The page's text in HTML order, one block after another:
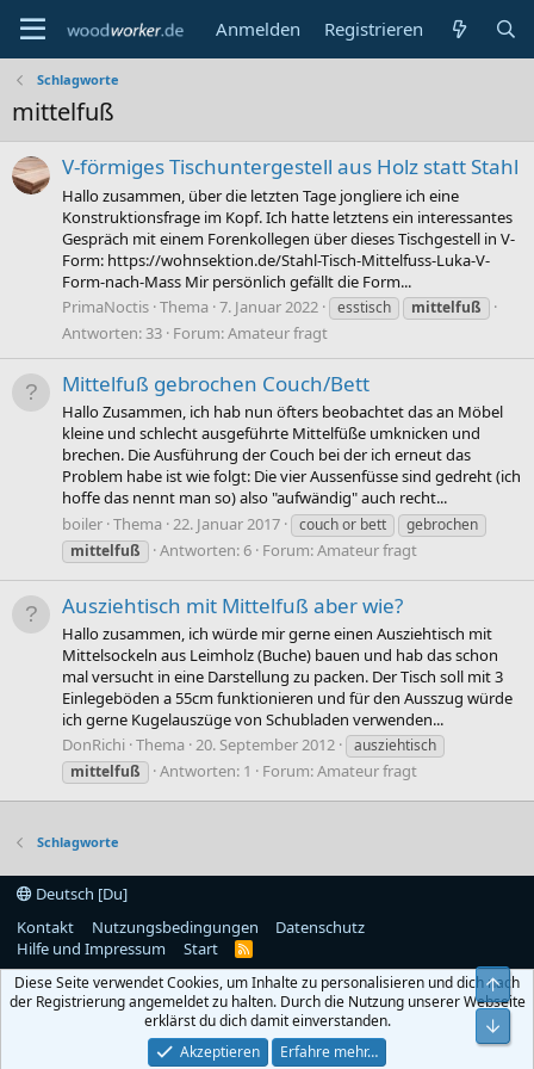
Anmelden Registrieren
Schlagworte
mittelfuß
V-förmiges Tischuntergestell aus Holz statt Stahl
Hallo zusammen, über die letzten Tage jongliere ich eine
Konstruktionsfrage im Kopf. Ich hatte letztens ein interessantes
Gespräch mit einem Forenkollegen über dieses Tischgestell in V-
Form: https://wohnsektion.de/Stahl-Tisch-Mittelfuss-Luka-V-
Form-nach-Mass Mir persönlich gefällt die Form...
PrimaNoctis Thema 7. Januar 2022 esstisch mittelfuß
Antworten: 33 Forum:Amateur fragt
Mittelfuß gebrochen Couch/Bett
Hallo Zusammen, ich hab nun öfters beobachtet das an Möbel
kleine und schlecht ausgeführte Mittelfüße umknicken und
brechen. Die Ausführung der Couch bei der ich erneut das
Problem habe ist wie folgt: Die vier Aussenfüsse sind gedreht (ich
hoffe das nennt man so) also "aufwändig" auch recht...
boiler Thema 22. Januar 2017 couch or bett
gebrochen
mittelfuß
Antworten: 6 Forum:Amateur fragt
Ausziehtisch mit Mittelfuß aber wie?
Hallo zusammen, ich würde mir gerne einen Ausziehtisch mit
Mittelsockeln aus Leimholz (Buche) bauen und hab das schon
mal versucht in eine Darstellung zu packen. Der Tisch soll mit 3
Einlegeböden a 55cm funktionieren und für den Ausszug würde
ich gerne Kugelauszüge von Schubladen verwenden...
DonRichi Thema 20. September 2012
ausziehtisch
mittelfuß
Antworten: 1 Forum:Amateur fragt
Schlagworte
Deutsch [Du]
Kontakt
Nutzungsbedingungen
Datenschutz
Hilfe und Impressum
Start
R
S
Diese Seite verwendet Cookies, um Inhalte zu personalisieren und dich nach
der Registrierung angemeldet zu halten. Durch die Nutzung unserer Webseite
erklärst du dich damit einverstanden.
Akzeptieren
Erfahre mehr…